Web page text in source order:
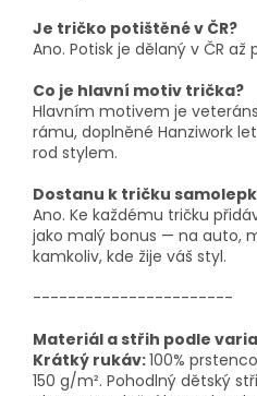
Je tričko potištěné v ČR?
Ano. Potisk je dělaný v ČR až
Co je hlavní motiv trička?
Hlavním motivem je
rámu, doplněné Hanziwork
rod stylem.
Dostanu k tričku
Ano. Ke každému tričku
jako malý bonus — na auto,
kamkoliv, kde žije váš styl.
-----------------------
Materiál a střih podle
Krátký rukáv:100%
150 g/m². Pohodlný dětský